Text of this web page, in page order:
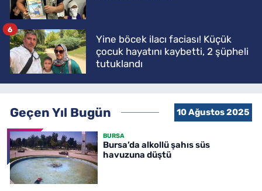
Yine böcek ilacı faciası! Küçük
çocuk hayatını kaybetti, 2 şüpheli
tutuklandı
6
Geçen Yıl Bugün 10 Ağustos 2025
BURSA
Bursa’da alkollü şahıs süs
havuzuna düştü